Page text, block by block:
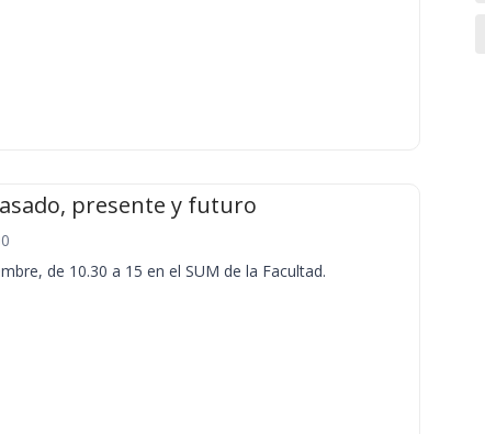
presente y futuro
de 10.30 a 15 en el SUM de la Facultad.